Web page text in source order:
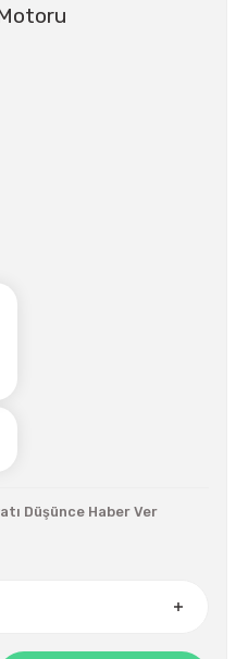
Düşünce Haber Ver